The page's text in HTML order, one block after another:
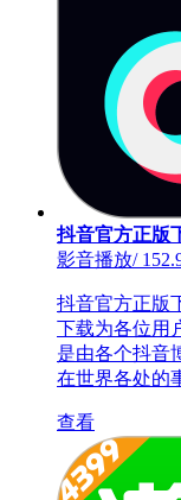
抖音官方正版
影音播放/
抖音官方正版
下载为各位用
是由各个抖音
在世界各处的
查看